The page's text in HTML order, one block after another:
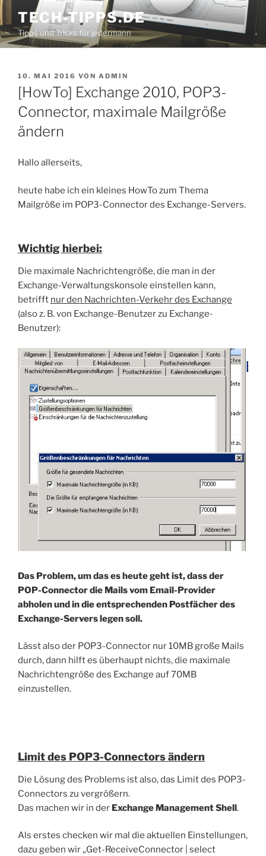
Zum
Inhalt
springen
TECH-TIPPS.DE
Tipps und Tricks für jedermann
VERÖFFENTLICHT
AM
10. MAI 2016 VON ADMIN
[HowTo] Exchange 2010, POP3-
Connector, maximale Mailgröße
ändern
Hallo allerseits,
heute habe ich ein kleines HowTo zum Thema
Mailgröße im POP3-Connector des Exchange-Servers.
Wichtig hierbei:
Die maximale Nachrichtengröße, die man in der
Exchange-Verwaltungskonsole einstellen kann,
betrifft nur den Nachrichten-Verkehr des Exchange
(also z. B. von Exchange-Benutzer zu Exchange-
Benutzer):
Das Problem, um das es heute geht ist, dass der
POP-Connector die Mails vom Email-Provider
abholen und in die entsprechenden Postfächer des
Exchange-Servers legen soll.
Lässt also der POP3-Connector nur 10MB große Mails
durch, dann hilft es überhaupt nichts, die maximale
Nachrichtengröße des Exchange auf 70MB
einzustellen.
Limit des POP3-Connectors ändern
Die Lösung des Problems ist also, das Limit des POP3-
Connectors zu vergrößern.
Das machen wir in der Exchange Management Shell.
Als erstes checken wir mal die aktuellen Einstellungen,
dazu geben wir „Get-ReceiveConnector | select